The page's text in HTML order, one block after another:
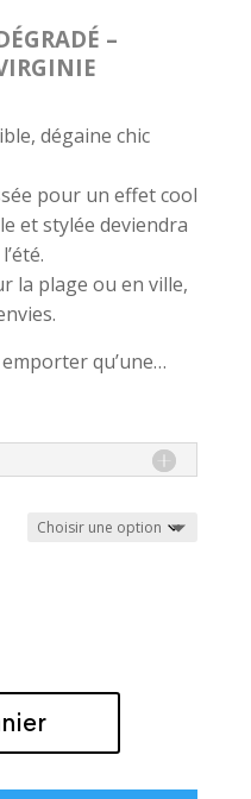
–
dégaine chic
pour un effet cool
et stylée deviendra
la plage ou en ville,
qu’une…